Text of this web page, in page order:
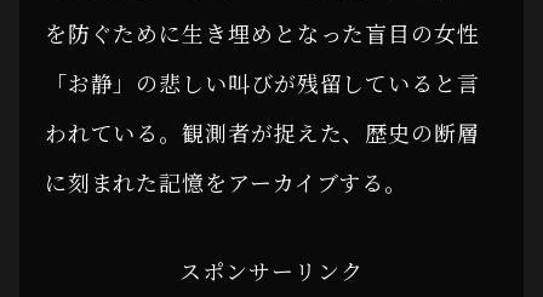
を防ぐために生き埋めとなった盲目の女性
「お静」の悲しい叫びが残留していると言
われている。観測者が捉えた、歴史の断層
に刻まれた記憶をアーカイブする。
スポンサーリンク